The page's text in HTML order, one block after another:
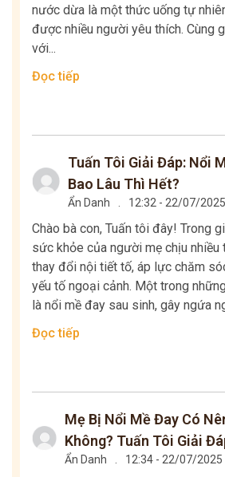
nước dừa là một thức uống tự
được nhiều người yêu thích. Cùng
với...
Đọc tiếp
Tuấn Tôi Giải Đáp: Nổi
Bao Lâu Thì Hết?
Ẩn Danh 12:32 - 22/07/2025
Chào bà con, Tuấn tôi đây! Trong
sức khỏe của người mẹ chịu
thay đổi nội tiết tố, áp lực chăm
yếu tố ngoại cảnh. Một trong
là nổi mề đay sau sinh, gây ngứa
Đọc tiếp
Mẹ Bị Nổi Mề Đay Có
Không? Tuấn Tôi Giải
Ẩn Danh 12:34 - 22/07/2025